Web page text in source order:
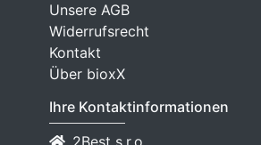
Unsere AGB
Widerrufsrecht
Kontakt
Über bioxX
Ihre Kontaktinformationen
2Best s.r.o.